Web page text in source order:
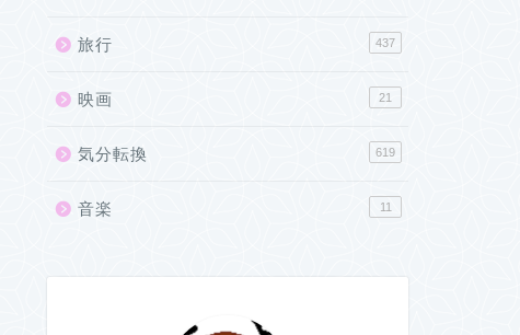
旅行 437
映画 21
気分転換 619
音楽 11